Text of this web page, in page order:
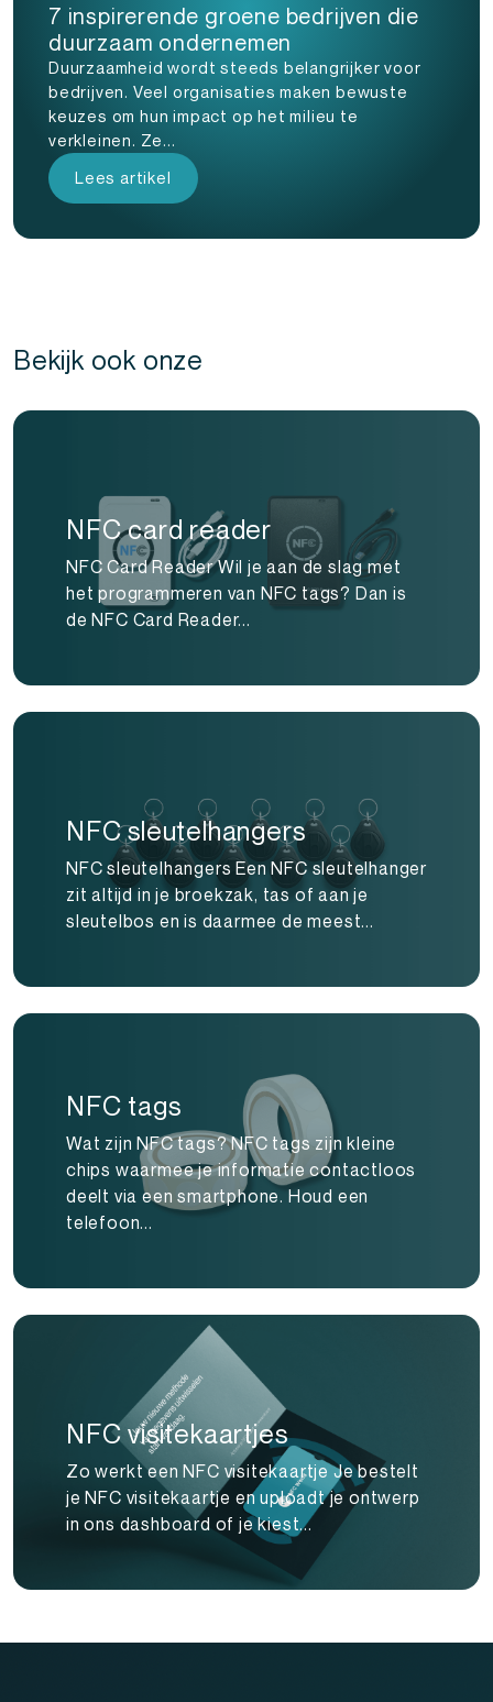
7 inspirerende groene bedrijven die
duurzaam ondernemen
Duurzaamheid wordt steeds belangrijker voor
bedrijven. Veel organisaties maken bewuste
keuzes om hun impact op het milieu te
verkleinen. Ze...
Lees artikel
Bekijk ook onze
NFC card reader
NFC Card Reader Wil je aan de slag met
het programmeren van NFC tags? Dan is
de NFC Card Reader...
NFC sleutelhangers
NFC sleutelhangers Een NFC sleutelhanger
zit altijd in je broekzak, tas of aan je
sleutelbos en is daarmee de meest...
NFC tags
Wat zijn NFC tags? NFC tags zijn kleine
chips waarmee je informatie contactloos
deelt via een smartphone. Houd een
telefoon...
NFC visitekaartjes
Zo werkt een NFC visitekaartje Je bestelt
je NFC visitekaartje en uploadt je ontwerp
in ons dashboard of je kiest...